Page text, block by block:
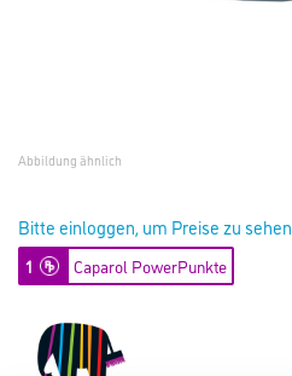
Abbildung ähnlich
Bitte einloggen, um Preise zu sehen
1 Caparol PowerPunkte